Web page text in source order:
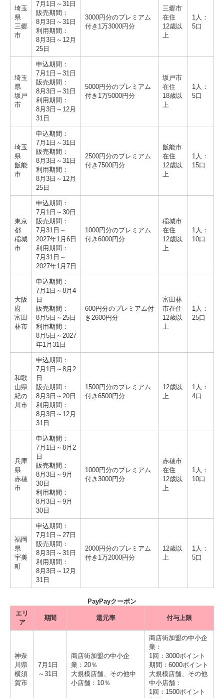
埼玉
県
三郷
市
7月1日～31日
販売期間：
8月3日～31日
利用期間：
8月3日～12月
25日
3000円分のプレミアム
付き1万3000円分
三郷市
在住
12歳以
上
1人：
5口
埼玉
県
坂戸
市
申込期間：
7月1日～31日
販売期間：
8月3日～31日
利用期間：
8月3日～12月
31日
5000円分のプレミアム
付き1万5000円分
坂戸市
在住
18歳以
上
1人：
5口
埼玉
県
飯能
市
申込期間：
7月1日～31日
販売期間：
8月3日～31日
利用期間：
8月3日～12月
25日
2500円分のプレミアム
付き7500円分
飯能市
在住
12歳以
上
1人：
15口
東京
都
稲城
市
申込期間：
7月1日～30日
販売期間：
7月31日～
2027年1月6日
利用期間：
7月31日～
2027年1月7日
1000円分のプレミアム
付き6000円分
稲城市
在住
12歳以
上
1人：
10口
大阪
府
富田
林市
申込期間：
7月1日～8月4
日
販売期間：
8月5日～25日
利用期間：
8月5日～2027
年1月31日
600円分のプレミアム付
き2600円分
富田林
市在住
12歳以
上
1人：
25口
和歌
山県
紀の
川市
申込期間：
7月1日～8月2
日
販売期間：
8月3日～20日
利用期間：
8月3日～12月
31日
1500円分のプレミアム
付き6500円分
12歳以
上
1人：
4口
兵庫
県
赤穂
市
申込期間：
7月1日～8月2
日
販売期間：
8月3日～9月
30日
利用期間：
8月3日～9月
30日
1000円分のプレミアム
付き3000円分
赤穂市
在住
12歳以
上
1人：
10口
福岡
県
宇美
町
申込期間：
7月1日～27日
販売期間：
8月3日～31日
利用期間：
8月3日～12月
31日
2000円分のプレミアム
付き1万2000円分
12歳以
上
1人：
5口
PayPayクーポン
エリ
ア
期間 還元率 付与上限
神奈
川県
横須
賀市
7月1日
～31日
商店街加盟の中小企
業：20％
大規模店舗、その他中
小店舗：10％
商店街加盟の中小企
業：
1回：3000ポイント
期間：6000ポイント
大規模店舗、その他
中小店舗：
1回：1500ポイント